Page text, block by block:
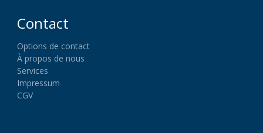
Contact
Options de contact
À propos de nous
Services
Impressum
CGV